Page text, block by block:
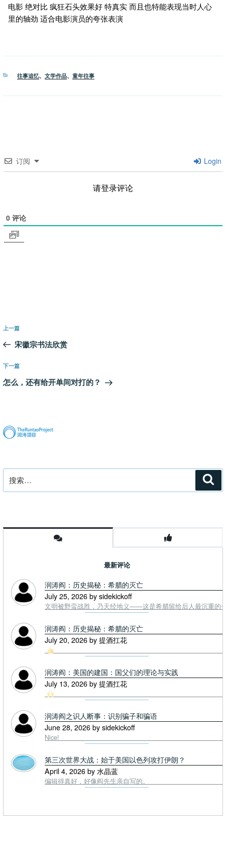
电影 绝对比 疯狂石头效果好 特真实 而且也特能表现当时人心
里的轴劲 适合电影演员的夸张表演
分
往事追忆、 文学作品、 童年往事
订阅 Login
请登录评论
0 评论
文
导
航
上
一
文
章
上一篇
宋徽宗书法欣赏
下
一
下一篇
怎么，还有给开单间对打的？
索：
最新评论
润涛阎：历史揭秘：希腊的灭亡
July 25, 2026 by sidekickoff
文明被野蛮战胜，乃天经地义——这是希腊留给后人最沉重的
润涛阎：历史揭秘：希腊的灭亡
July 20, 2026 by 提酒扛花
润涛阎：美国的建国：国父们的理论与实践
July 13, 2026 by 提酒扛花
润涛阎之识人断事：识别骗子和骗语
June 28, 2026 by sidekickoff
Nice!
第三次世界大战：始于美国以色列攻打伊朗？
April 4, 2026 by 水晶蓝
编辑得真好，好像阎先生亲自写的。